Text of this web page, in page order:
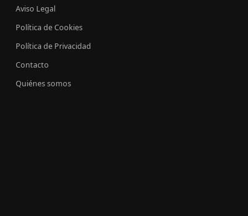
Aviso Legal
Política de Cookies
Política de Privacidad
Contacto
Quiénes somos